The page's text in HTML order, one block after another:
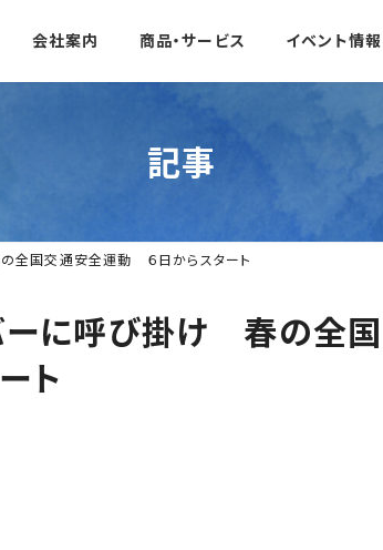
会社案内 商品・サービス イベント情報
記事
の全国交通安全運動 ６日からスタート
バーに呼び掛け 春の全国
ト